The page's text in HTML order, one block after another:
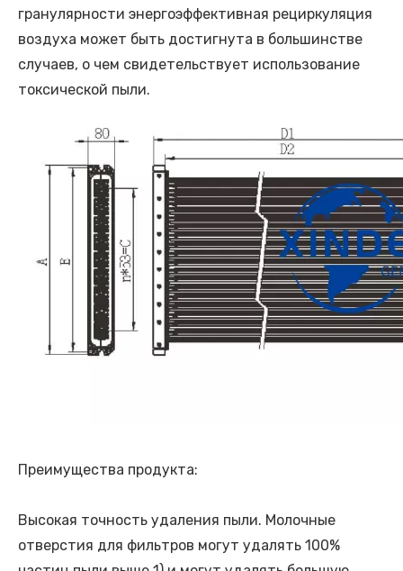
гранулярности энергоэффективная рециркуляция
воздуха может быть достигнута в большинстве
случаев, о чем свидетельствует использование
токсической пыли.
Преимущества продукта:
Высокая точность удаления пыли. Молочные
отверстия для фильтров могут удалять 100%